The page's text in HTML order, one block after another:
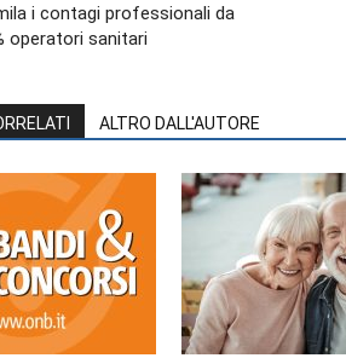
i contagi professionali da
operatori sanitari
ALTRO DALL'AUTORE